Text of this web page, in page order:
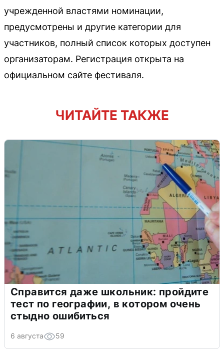
учрежденной властями номинации,
предусмотрены и другие категории для
участников, полный список которых доступен
организаторам. Регистрация открыта на
официальном сайте фестиваля.
ЧИТАЙТЕ ТАКЖЕ
Справится даже школьник: пройдите
тест по географии, в котором очень
стыдно ошибиться
6 августа 59